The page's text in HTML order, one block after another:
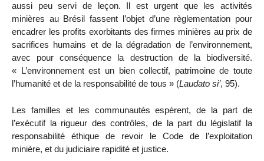
aussi peu servi de leçon. Il est urgent que les activités
minières au Brésil fassent l’objet d’une règlementation pour
encadrer les profits exorbitants des firmes minières au prix de
sacrifices humains et de la dégradation de l’environnement,
avec pour conséquence la destruction de la biodiversité.
« L’environnement est un bien collectif, patrimoine de toute
l’humanité et de la responsabilité de tous » (Laudato si’, 95).
Les familles et les communautés espèrent, de la part de
l’exécutif la rigueur des contrôles, de la part du législatif la
responsabilité éthique de revoir le Code de l’exploitation
minière, et du judiciaire rapidité et justice.